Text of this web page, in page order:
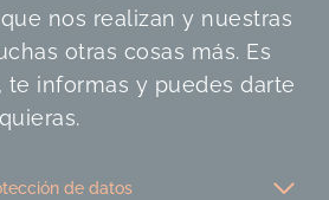
nos realizan y nuestras
otras cosas más. Es
te informas y puedes darte
de datos